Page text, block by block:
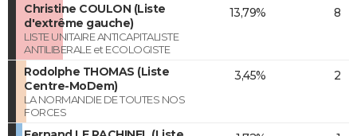
Christine COULON (Liste
d'extrême gauche)
LISTE UNITAIRE ANTICAPITALISTE
ANTILIBERALE et ECOLOGISTE
13,79% 8
Rodolphe THOMAS (Liste
Centre-MoDem)
LA NORMANDIE DE TOUTES NOS
FORCES
3,45% 2